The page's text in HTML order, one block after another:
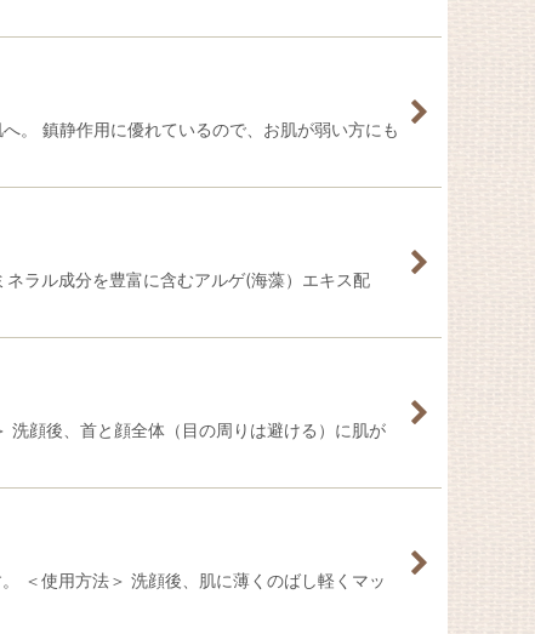
。 鎮静作用に優れているので、お肌が弱い方にも
ラル成分を豊富に含むアルゲ(海藻）エキス配
洗顔後、首と顔全体（目の周りは避ける）に肌が
＜使用方法＞ 洗顔後、肌に薄くのばし軽くマッ